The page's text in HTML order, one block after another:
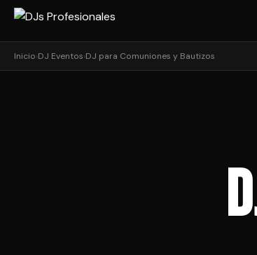
Inicio›DJ Eventos›DJ para Comuniones y Bautizos